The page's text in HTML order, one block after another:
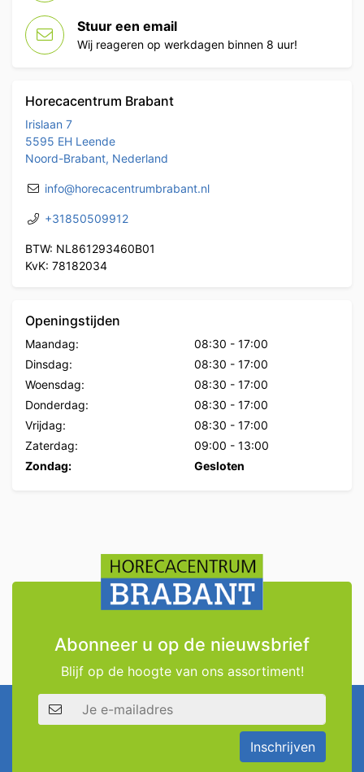
Stuur een email
Wij reageren op werkdagen binnen 8 uur!
Horecacentrum Brabant
Irislaan 7
5595 EH Leende
Noord-Brabant, Nederland
info@horecacentrumbrabant.nl
+31850509912
BTW: NL861293460B01
KvK: 78182034
Openingstijden
Maandag: 08:30 - 17:00
Dinsdag:
08:30 - 17:00
Woensdag:
08:30 - 17:00
Donderdag:
08:30 - 17:00
Vrijdag:
08:30 - 17:00
Zaterdag:
09:00 - 13:00
Zondag:
Gesloten
Abonneer u op de nieuwsbrief
Blijf op de hoogte van ons assortiment!
E-mailadres
Inschrijven